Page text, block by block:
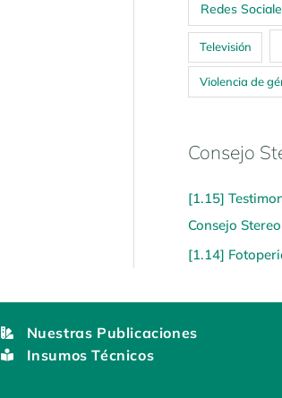
Redes
Televisión
Violencia de
Consejo
[1.15]
Consejo Stereo
[1.14]
Nuestras Publicaciones
Insumos Técnicos